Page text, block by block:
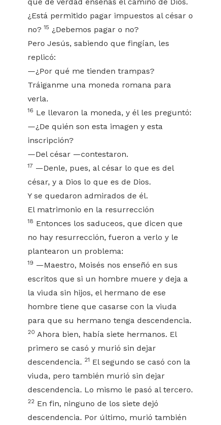
¿Está permitido pagar impuestos al césar o
no?15 ¿Debemos pagar o no?
Pero Jesús, sabiendo que fingían, les
replicó:
—¿Por qué me tienden trampas?
Tráiganme una moneda romana para
verla.
16 Le llevaron la moneda, y él les preguntó:
—¿De quién son esta imagen y esta
inscripción?
—Del césar —contestaron.
17 —Denle, pues, al césar lo que es del
césar, y a Dios lo que es de Dios.
Y se quedaron admirados de él.
El matrimonio en la resurrección
18 Entonces los saduceos, que dicen que
no hay resurrección, fueron a verlo y le
plantearon un problema:
19 —Maestro, Moisés nos enseñó en sus
escritos que si un hombre muere y deja a
la viuda sin hijos, el hermano de ese
hombre tiene que casarse con la viuda
para que su hermano tenga descendencia.
20 Ahora bien, había siete hermanos. El
primero se casó y murió sin dejar
descendencia. 21 El segundo se casó con la
viuda, pero también murió sin dejar
descendencia. Lo mismo le pasó al tercero.
22 En fin, ninguno de los siete dejó
descendencia. Por último, murió también